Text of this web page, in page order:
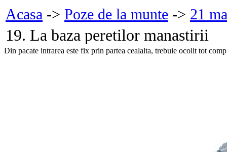
Acasa -> Poze de la munte -> 21
19. La baza peretilor manastirii
Din pacate intrarea este fix prin partea cealalta, trebuie ocolit tot